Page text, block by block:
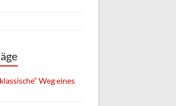
Weg eines